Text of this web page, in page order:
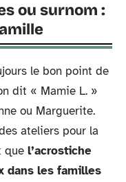
ou surnom :
le bon point de
dit « Mamie L. »
ou Marguerite.
ateliers pour la
que l’acrostiche
dans les familles